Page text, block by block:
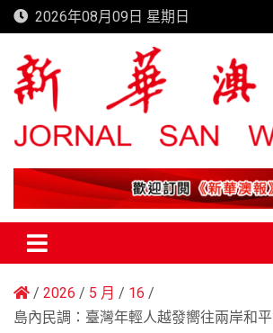
Skip
to
content
2026年08月09日 星期日
新華澳報
2026 5 月
16
島內民調：臺灣年輕人越發嚮往兩岸和平